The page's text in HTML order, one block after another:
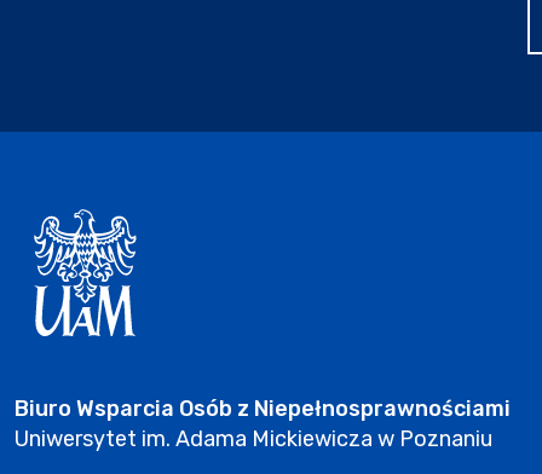
Biuro Wsparcia Osób z Niepełnosprawnościami
Uniwersytet im. Adama Mickiewicza w Poznaniu